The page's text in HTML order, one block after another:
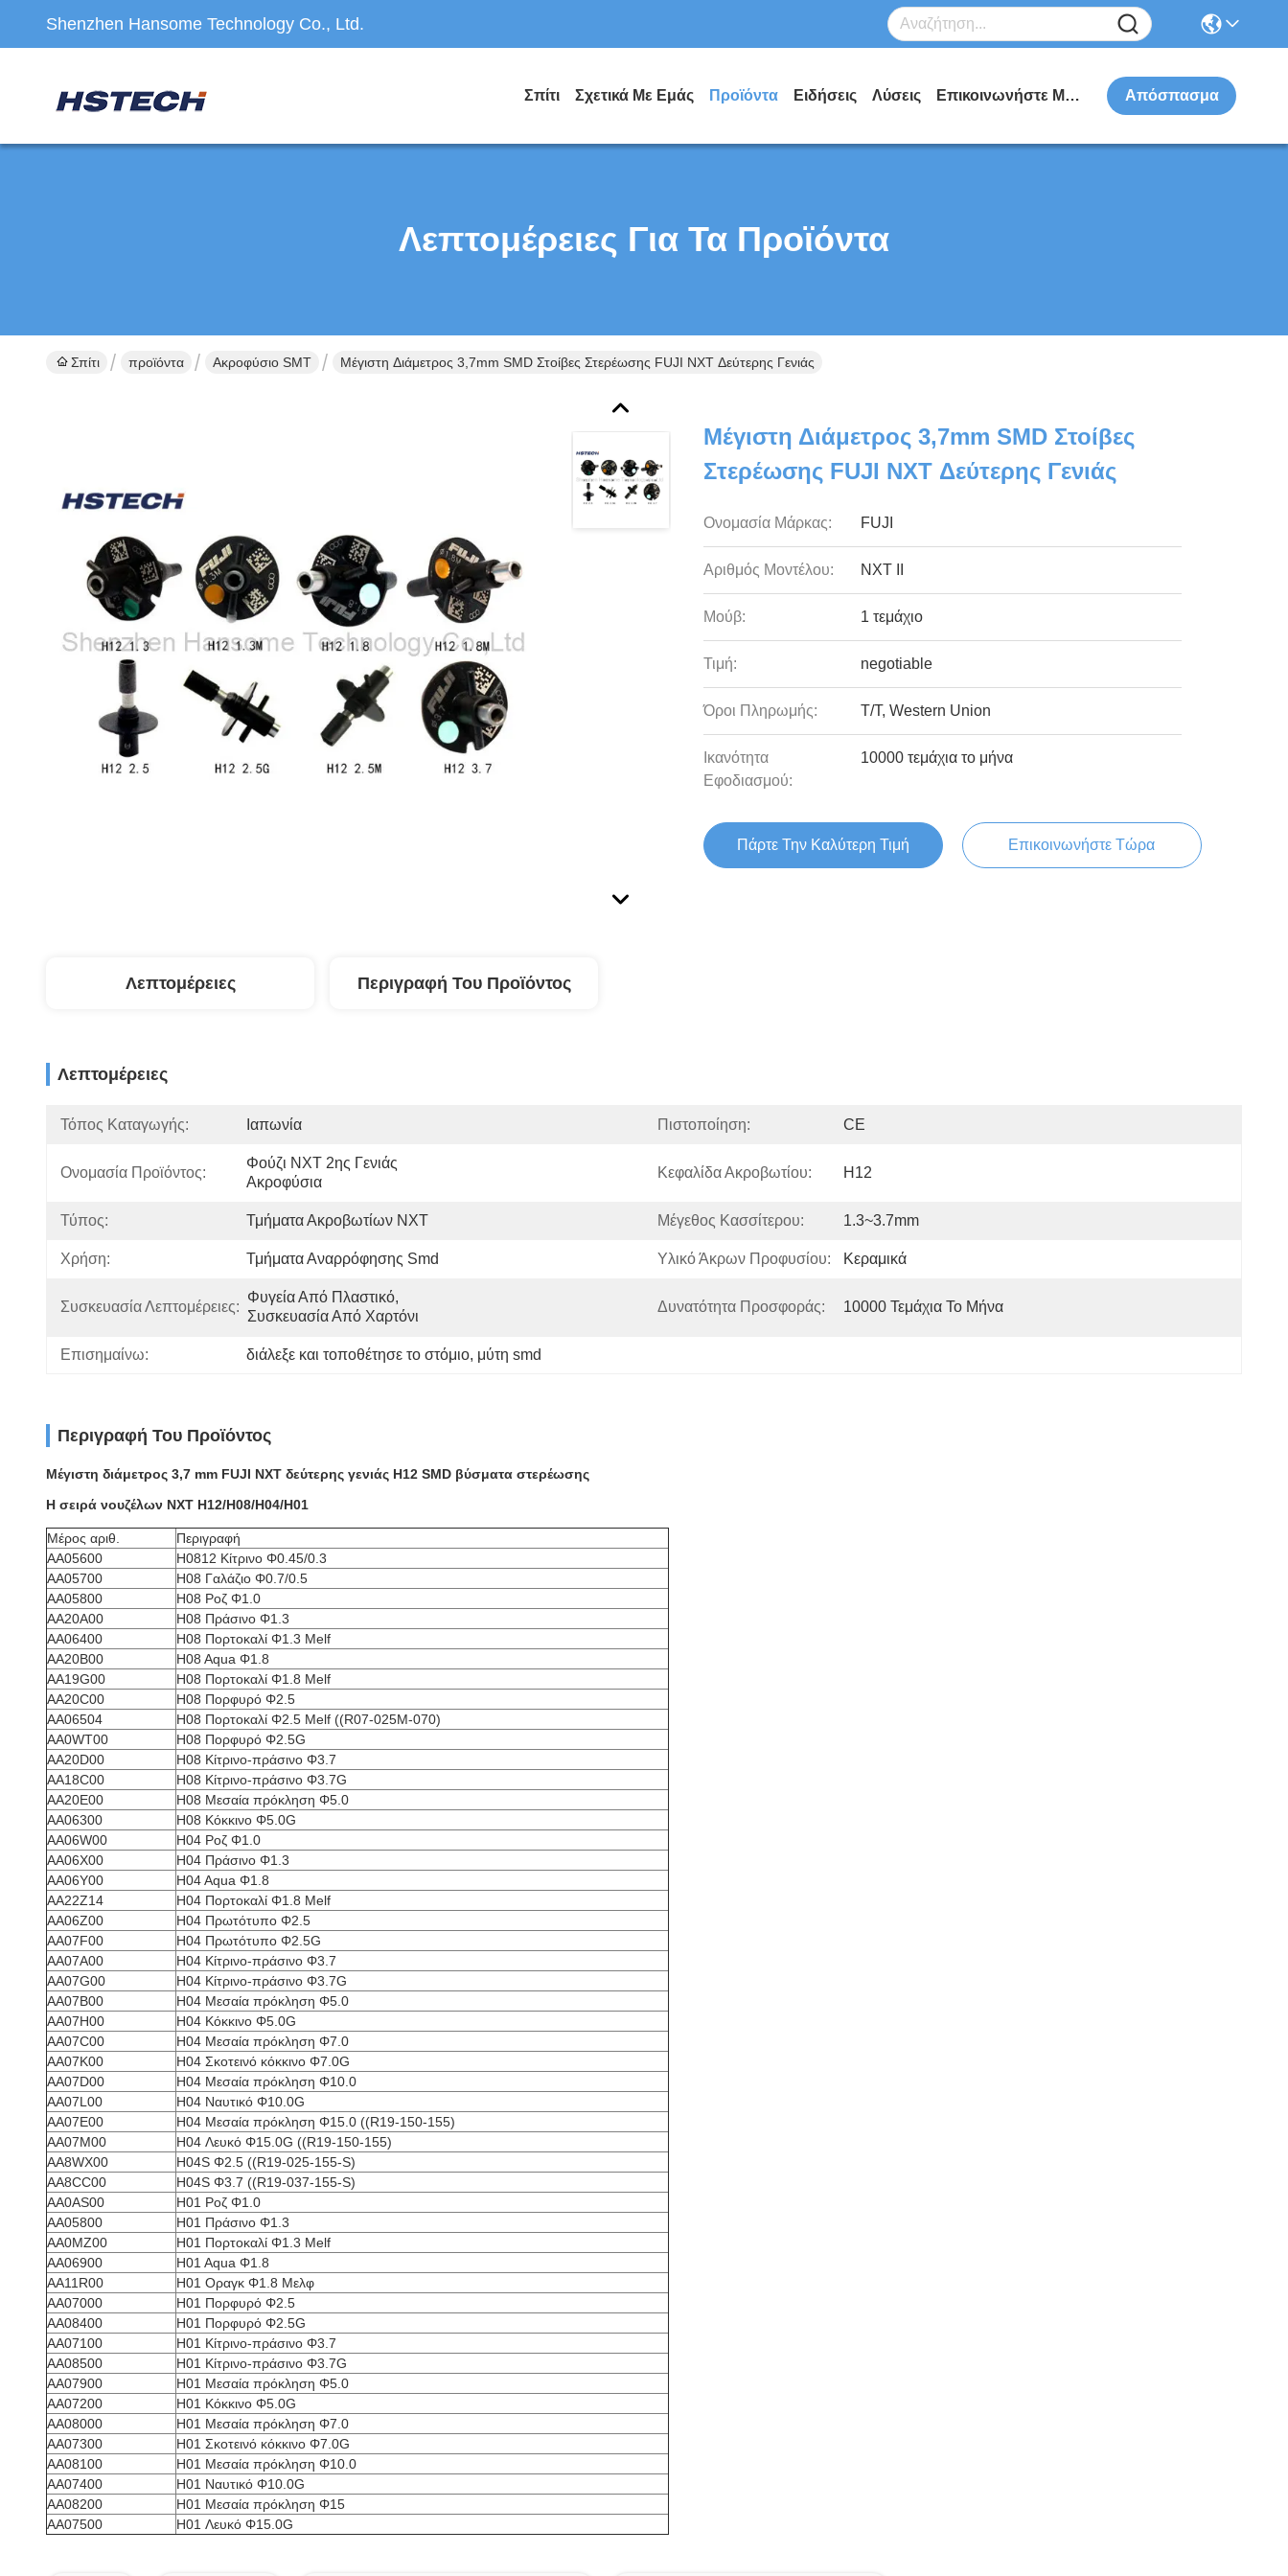
Shenzhen Hansome Technology Co., Ltd.
Σπίτι Σχετικά Με Εμάς Προϊόντα Ειδήσεις Λύσεις Επικοινωνήστε Μαζί Μας Απόσπασμα
Λεπτομέρειες Για Τα Προϊόντα
Σπίτι προϊόντα Ακροφύσιο SMT Μέγιστη Διάμετρος 3,7mm SMD Στοίβες Στερέωσης FUJI NXT Δεύτερης Γενιάς
Μέγιστη Διάμετρος 3,7mm SMD Στοίβες
Στερέωσης FUJI NXT Δεύτερης Γενιάς
Ονομασία Μάρκας: FUJI
Αριθμός Μοντέλου: NXT ΙΙ
Μούβ: 1 τεμάχιο
Τιμή: negotiable
Όροι Πληρωμής: T/T, Western Union
Ικανότητα
Εφοδιασμού:
10000 τεμάχια το μήνα
Πάρτε Την Καλύτερη Τιμή Επικοινωνήστε Τώρα
Λεπτομέρειες Περιγραφή Του Προϊόντος
Λεπτομέρειες
Τόπος Καταγωγής: Ιαπωνία Πιστοποίηση: CE
Ονομασία Προϊόντος:
Φούζι NXT 2ης Γενιάς
Ακροφύσια
Κεφαλίδα Ακροβωτίου: H12
Τύπος: Τμήματα Ακροβωτίων NXT Μέγεθος Κασσίτερου: 1.3~3.7mm
Χρήση: Τμήματα Αναρρόφησης Smd Υλικό Άκρων Προφυσίου: Κεραμικά
Συσκευασία Λεπτομέρειες:
Φυγεία Από Πλαστικό,
Συσκευασία Από Χαρτόνι
Δυνατότητα Προσφοράς: 10000 Τεμάχια Το Μήνα
Επισημαίνω: διάλεξε και τοποθέτησε το στόμιο, μύτη smd
Περιγραφή Του Προϊόντος
Μέγιστη διάμετρος 3,7 mm FUJI NXT δεύτερης γενιάς H12 SMD βύσματα στερέωσης
Η σειρά νουζέλων NXT H12/H08/H04/H01
Μέρος αριθ.
Περιγραφή
AA05600
H0812 Κίτρινο Φ0.45/0.3
AA05700
H08 Γαλάζιο Φ0.7/0.5
AA05800
H08 Ροζ Φ1.0
ΑΑ20Α00
H08 Πράσινο Φ1.3
AA06400
H08 Πορτοκαλί Φ1.3 Melf
ΑΑ20Β00
H08 Aqua Φ1.8
ΑΑ19G00
H08 Πορτοκαλί Φ1.8 Melf
AA20C00
H08 Πορφυρό Φ2.5
AA06504
H08 Πορτοκαλί Φ2.5 Melf ((R07-025M-070)
ΑΑ0WT00
H08 Πορφυρό Φ2.5G
AA20D00
H08 Κίτρινο-πράσινο Φ3.7
AA18C00
H08 Κίτρινο-πράσινο Φ3.7G
ΑΑ20Ε00
H08 Μεσαία πρόκληση Φ5.0
AA06300
H08 Κόκκινο Φ5.0G
AA06W00
H04 Ροζ Φ1.0
AA06X00
H04 Πράσινο Φ1.3
AA06Y00
H04 Aqua Φ1.8
AA22Z14
H04 Πορτοκαλί Φ1.8 Melf
AA06Z00
H04 Πρωτότυπο Φ2.5
AA07F00
H04 Πρωτότυπο Φ2.5G
ΑΑ07Α00
H04 Κίτρινο-πράσινο Φ3.7
AA07G00
H04 Κίτρινο-πράσινο Φ3.7G
ΑΑ07Β00
H04 Μεσαία πρόκληση Φ5.0
AA07H00
H04 Κόκκινο Φ5.0G
AA07C00
H04 Μεσαία πρόκληση Φ7.0
ΑΑ07Κ00
H04 Σκοτεινό κόκκινο Φ7.0G
ΑΑ07D00
H04 Μεσαία πρόκληση Φ10.0
AA07L00
H04 Ναυτικό Φ10.0G
ΑΑ07Ε00
H04 Μεσαία πρόκληση Φ15.0 ((R19-150-155)
AA07M00
H04 Λευκό Φ15.0G ((R19-150-155)
AA8WX00
H04S Φ2.5 ((R19-025-155-S)
AA8CC00
H04S Φ3.7 ((R19-037-155-S)
ΑΑ0AS00
H01 Ροζ Φ1.0
AA05800
H01 Πράσινο Φ1.3
ΑΑ0ΜZ00
H01 Πορτοκαλί Φ1.3 Melf
AA06900
H01 Aqua Φ1.8
ΑΑ11R00
H01 Οραγκ Φ1.8 Μελφ
AA07000
H01 Πορφυρό Φ2.5
AA08400
H01 Πορφυρό Φ2.5G
AA07100
H01 Κίτρινο-πράσινο Φ3.7
AA08500
H01 Κίτρινο-πράσινο Φ3.7G
AA07900
H01 Μεσαία πρόκληση Φ5.0
AA07200
H01 Κόκκινο Φ5.0G
AA08000
H01 Μεσαία πρόκληση Φ7.0
AA07300
H01 Σκοτεινό κόκκινο Φ7.0G
AA08100
H01 Μεσαία πρόκληση Φ10.0
AA07400
H01 Ναυτικό Φ10.0G
AA08200
H01 Μεσαία πρόκληση Φ15
AA07500
H01 Λευκό Φ15.0G